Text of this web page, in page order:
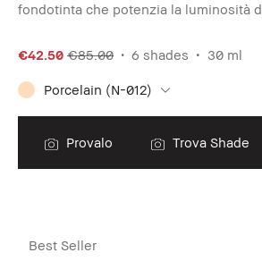
fondotinta che potenzia la luminosità
€42.50 €85.00 6 shades 30 ml
Porcelain (N-012)
Provalo Trova Shade
Best Seller